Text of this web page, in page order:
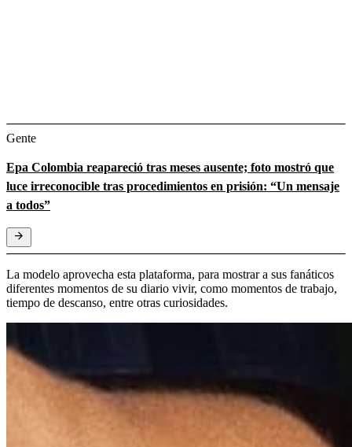
Gente
Epa Colombia reapareció tras meses ausente; foto mostró que
luce irreconocible tras procedimientos en prisión: “Un mensaje
a todos”
La modelo aprovecha esta plataforma, para mostrar a sus fanáticos
diferentes momentos de su diario vivir, como momentos de trabajo,
tiempo de descanso, entre otras curiosidades.